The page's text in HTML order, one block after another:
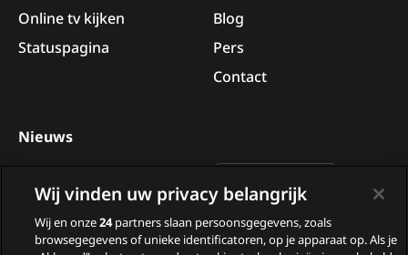
Online tv kijken
Statuspagina
Blog
Pers
Contact
Nieuws
Deelnemers van B&B Vol
Liefde 2026
Nieuwe tv programma’s
Wij vinden uw privacy belangrijk
Wij en onze24partners slaan persoonsgegevens, zoals
browsegegevens of unieke identificatoren, op je apparaat op. Als je